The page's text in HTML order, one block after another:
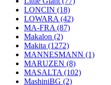
LONCIN (18)
LOWARA (42)
MA-FRA (87)
Makalon (2)
Makita (1272)
MANNESMANN (1)
MARUZEN (8)
MASALTA (102)
MashiniBG (2)